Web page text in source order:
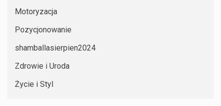
Motoryzacja
Pozycjonowanie
shamballasierpien2024
Zdrowie i Uroda
Życie i Styl